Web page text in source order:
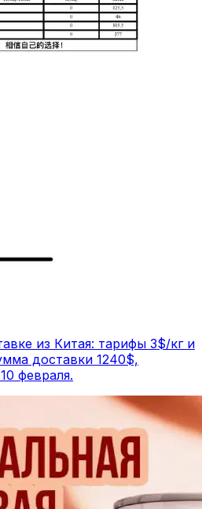
из Китая: тарифы 3$/кг и
доставки 1240$,
февраля.